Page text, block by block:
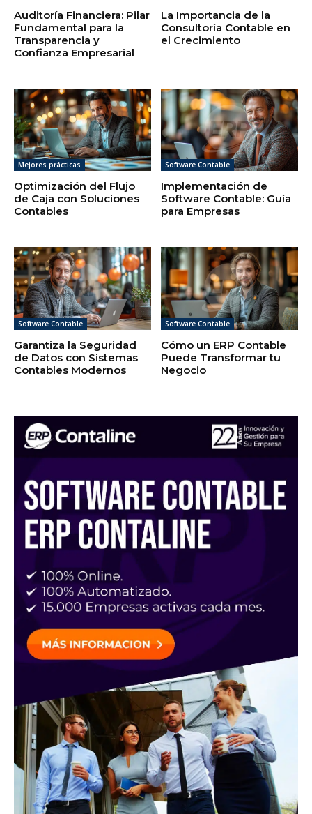
Auditoría Financiera: Pilar
Fundamental para la
Transparencia y
Confianza Empresarial
La Importancia de la
Consultoría Contable en
el Crecimiento
Mejores prácticas
Optimización del Flujo
de Caja con Soluciones
Contables
Software Contable
Implementación de
Software Contable: Guía
para Empresas
Software Contable
Garantiza la Seguridad
de Datos con Sistemas
Contables Modernos
Software Contable
Cómo un ERP Contable
Puede Transformar tu
Negocio